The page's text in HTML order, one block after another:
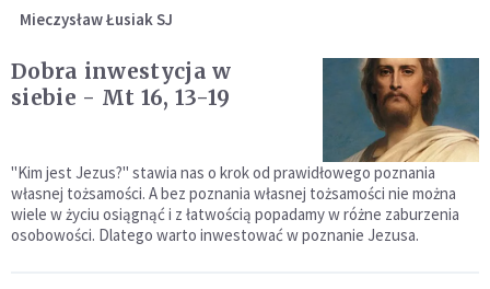
Mieczysław Łusiak SJ
Dobra inwestycja w
siebie - Mt 16, 13-19
"Kim jest Jezus?" stawia nas o krok od prawidłowego poznania
własnej tożsamości. A bez poznania własnej tożsamości nie można
wiele w życiu osiągnąć i z łatwością popadamy w różne zaburzenia
osobowości. Dlatego warto inwestować w poznanie Jezusa.